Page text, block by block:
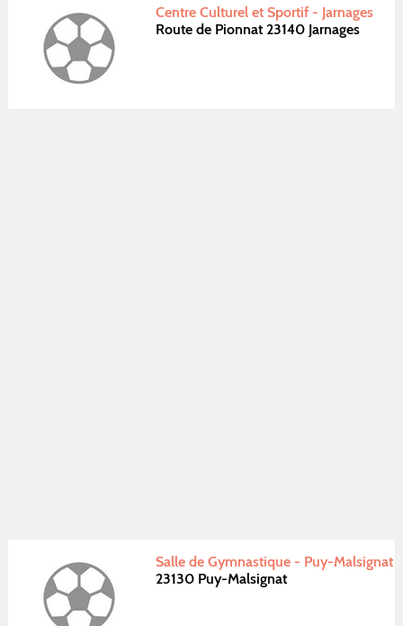
Centre Culturel et Sportif - Jarnages
Route de Pionnat 23140 Jarnages
Salle de Gymnastique - Puy-Malsignat
23130 Puy-Malsignat